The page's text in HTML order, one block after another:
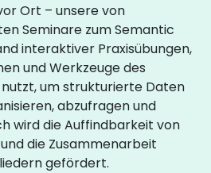
Ort – unsere von
Seminare zum Semantic
interaktiver Praxisübungen,
und Werkzeuge des
um strukturierte Daten
abzufragen und
wird die Auffindbarkeit von
die Zusammenarbeit
gefördert.